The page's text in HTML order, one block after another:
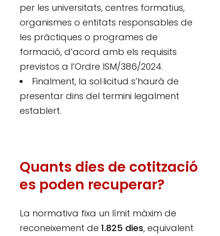
per les universitats, centres formatius,
organismes o entitats responsables de
les pràctiques o programes de
formació, d’acord amb els requisits
previstos a l’Ordre ISM/386/2024.
Finalment, la sol·licitud s’haurà de
presentar dins del termini legalment
establert.
Quants dies de cotització
es poden recuperar?
La normativa fixa un límit màxim de
reconeixement de1.825 dies, equivalent